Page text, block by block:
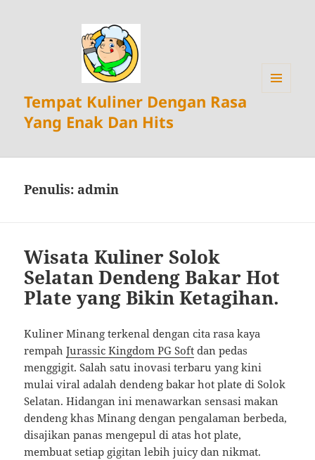
Tempat Kuliner Dengan Rasa
Yang Enak Dan Hits
Penulis: admin
Wisata Kuliner Solok
Selatan Dendeng Bakar Hot
Plate yang Bikin Ketagihan.
Kuliner Minang terkenal dengan cita rasa kaya
rempahJurassic Kingdom PG Soft dan pedas
menggigit. Salah satu inovasi terbaru yang kini
mulai viral adalah dendeng bakar hot plate di Solok
Selatan. Hidangan ini menawarkan sensasi makan
dendeng khas Minang dengan pengalaman berbeda,
disajikan panas mengepul di atas hot plate,
membuat setiap gigitan lebih juicy dan nikmat.